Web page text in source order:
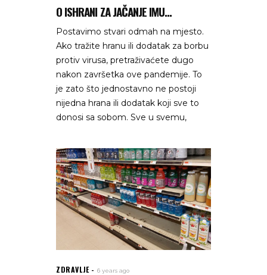
O ISHRANI ZA JAČANJE IMU...
Postavimo stvari odmah na mjesto.
Ako tražite hranu ili dodatak za borbu
protiv virusa, pretraživaćete dugo
nakon završetka ove pandemije. To
je zato što jednostavno ne postoji
nijedna hrana ili dodatak koji sve to
donosi sa sobom. Sve u svemu,
ZDRAVLJE 6 years ago